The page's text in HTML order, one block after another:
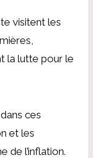
visitent les
la lutte pour le
ces
et les
de l’inflation.